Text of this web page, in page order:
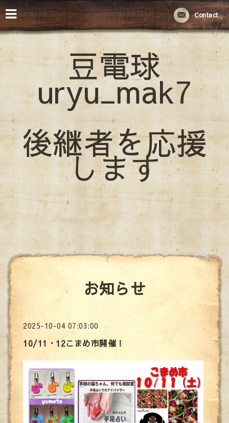
Contact
豆電球
uryu_mak7
後継者を応援
します
お知らせ
2025-10-04 07:03:00
10/11・12こまめ市開催！